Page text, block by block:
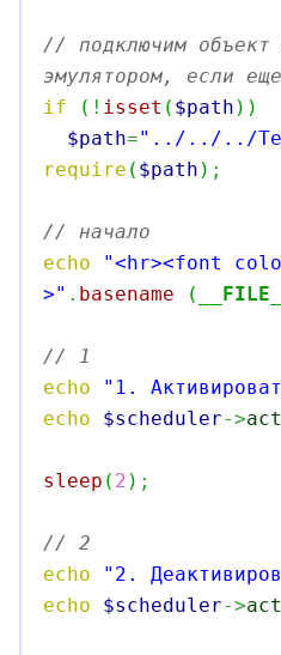
// подключим объект
эмулятором, если
if
( ! isset ( $path ) )
$path="../../../
require ( $path ) ;
// начало
echo
"<hr><font
>" . basename (
// 1
echo
"1.
echo
$scheduler->
sleep ( 2 ) ;
// 2
echo
"2.
echo
$scheduler->